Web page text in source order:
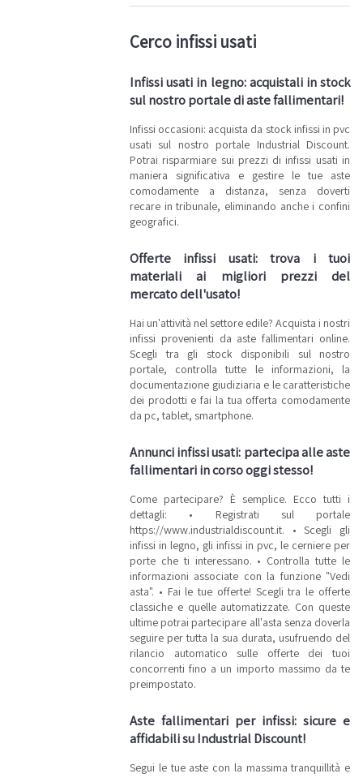
Cerco infissi usati
Infissi usati in legno: acquistali in stock
sul nostro portale di aste fallimentari!
Infissi occasioni: acquista da stock infissi in pvc
usati sul nostro portale Industrial Discount.
Potrai risparmiare sui prezzi di infissi usati in
maniera significativa e gestire le tue aste
comodamente a distanza, senza doverti
recare in tribunale, eliminando anche i confini
geografici.
Offerte infissi usati: trova i tuoi
materiali ai migliori prezzi del
mercato dell'usato!
Hai un'attività nel settore edile? Acquista i nostri
infissi provenienti da aste fallimentari online.
Scegli tra gli stock disponibili sul nostro
portale, controlla tutte le informazioni, la
documentazione giudiziaria e le caratteristiche
dei prodotti e fai la tua offerta comodamente
da pc, tablet, smartphone.
Annunci infissi usati: partecipa alle aste
fallimentari in corso oggi stesso!
Come partecipare? È semplice. Ecco tutti i
dettagli: • Registrati sul portale
https://www.industrialdiscount.it. • Scegli gli
infissi in legno, gli infissi in pvc, le cerniere per
porte che ti interessano. • Controlla tutte le
informazioni associate con la funzione "Vedi
asta". • Fai le tue offerte! Scegli tra le offerte
classiche e quelle automatizzate. Con queste
ultime potrai partecipare all'asta senza doverla
seguire per tutta la sua durata, usufruendo del
rilancio automatico sulle offerte dei tuoi
concorrenti fino a un importo massimo da te
preimpostato.
Aste fallimentari per infissi: sicure e
affidabili su Industrial Discount!
Segui le tue aste con la massima tranquillità e